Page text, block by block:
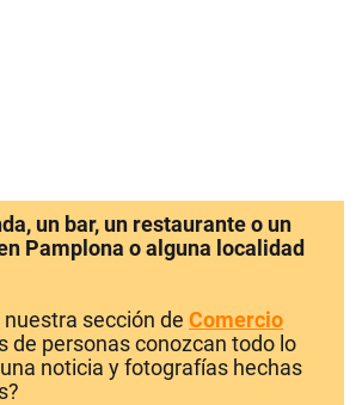
un bar, un restaurante o un
Pamplona o alguna localidad
sección de Comercio
de personas conozcan todo lo
noticia y fotografías hechas